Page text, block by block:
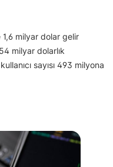
1,6 milyar dolar gelir
milyar dolarlık
sayısı 493 milyona